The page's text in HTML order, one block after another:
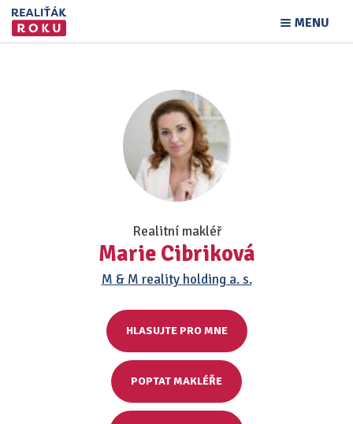
MENU
Realitní makléř
Marie Cibriková
M & M reality holding a. s.
HLASUJTE PRO MNE
POPTAT MAKLÉŘE